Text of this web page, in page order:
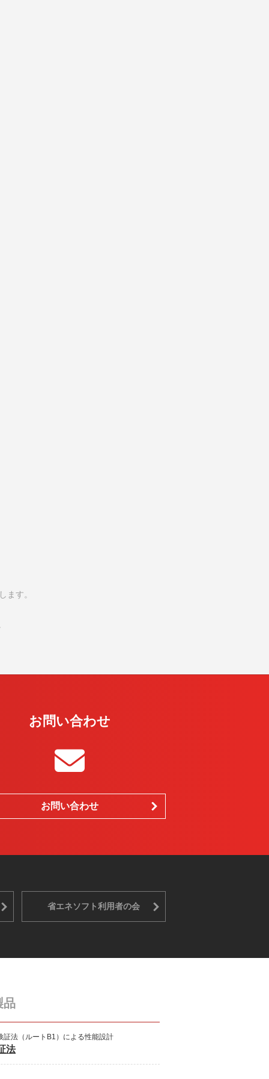
ます。
お問い合わせ
お問い合わせ
省エネソフト利用者の会
品
証法（ルートB1）による性能設計
法